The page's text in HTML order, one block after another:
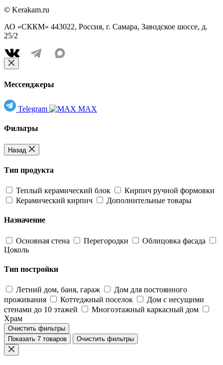
© Kerakam.ru
АО «СККМ» 443022, Россия, г. Самара, Заводское шоссе, д.
25/2
Мессенджеры
Telegram MAX
Фильтры
Назад
Тип продукта
Теплый керамический блок
Кирпич ручной формовки
Керамический кирпич
Дополнительные товары
Назначение
Основная стена Перегородки
Облицовка фасада
Цоколь
Тип постройки
Летний дом, баня, гараж
Дом для постоянного
проживания
Коттеджный поселок
Дом с несущими
стенами до 10 этажей
Многоэтажный каркасный дом
Храм
Очистить фильтры
Показать 7 товаров
Очистить фильтры